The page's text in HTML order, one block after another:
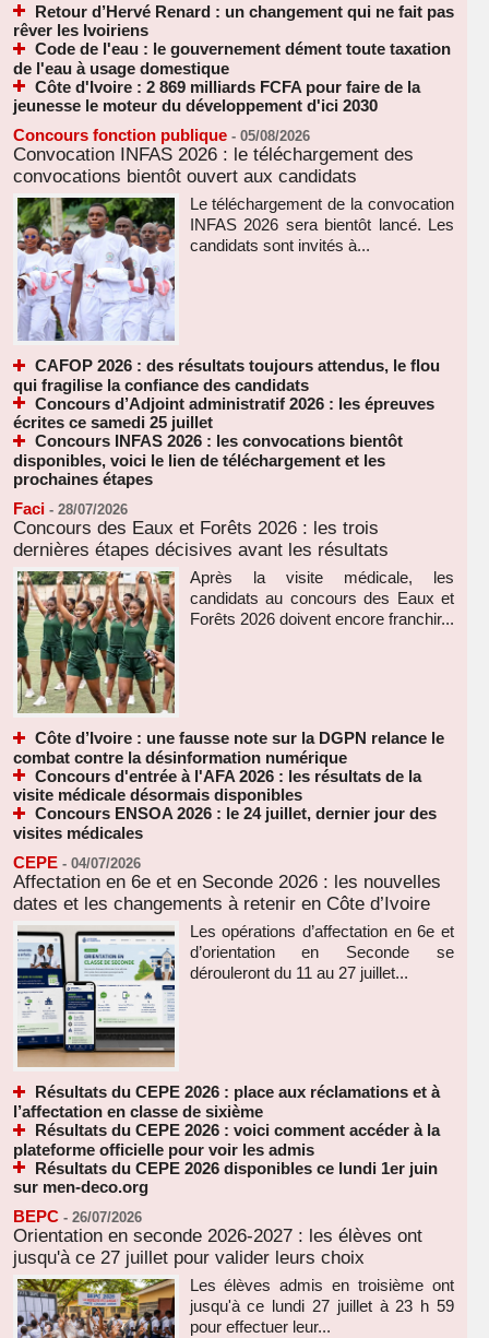
Retour d’Hervé Renard : un changement qui ne fait pas
rêver les Ivoiriens
Code de l'eau : le gouvernement dément toute taxation
de l'eau à usage domestique
Côte d'Ivoire : 2 869 milliards FCFA pour faire de la
jeunesse le moteur du développement d'ici 2030
Concours fonction publique - 05/08/2026
Convocation INFAS 2026 : le téléchargement des
convocations bientôt ouvert aux candidats
Le téléchargement de la convocation
INFAS 2026 sera bientôt lancé. Les
candidats sont invités à...
CAFOP 2026 : des résultats toujours attendus, le flou
qui fragilise la confiance des candidats
Concours d’Adjoint administratif 2026 : les épreuves
écrites ce samedi 25 juillet
Concours INFAS 2026 : les convocations bientôt
disponibles, voici le lien de téléchargement et les
prochaines étapes
Faci - 28/07/2026
Concours des Eaux et Forêts 2026 : les trois
dernières étapes décisives avant les résultats
Après la visite médicale, les
candidats au concours des Eaux et
Forêts 2026 doivent encore franchir...
Côte d’Ivoire : une fausse note sur la DGPN relance le
combat contre la désinformation numérique
Concours d'entrée à l'AFA 2026 : les résultats de la
visite médicale désormais disponibles
Concours ENSOA 2026 : le 24 juillet, dernier jour des
visites médicales
CEPE - 04/07/2026
Affectation en 6e et en Seconde 2026 : les nouvelles
dates et les changements à retenir en Côte d’Ivoire
Les opérations d’affectation en 6e et
d’orientation en Seconde se
dérouleront du 11 au 27 juillet...
Résultats du CEPE 2026 : place aux réclamations et à
l’affectation en classe de sixième
Résultats du CEPE 2026 : voici comment accéder à la
plateforme officielle pour voir les admis
Résultats du CEPE 2026 disponibles ce lundi 1er juin
sur men-deco.org
BEPC - 26/07/2026
Orientation en seconde 2026-2027 : les élèves ont
jusqu'à ce 27 juillet pour valider leurs choix
Les élèves admis en troisième ont
jusqu'à ce lundi 27 juillet à 23 h 59
pour effectuer leur...